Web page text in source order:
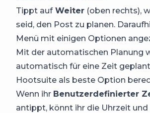
Tippt aufWeiter (oben rechts),
seid, den Post zu planen.
Menü mit einigen Optionen
Mit der automatischen Planung
automatisch für eine Zeit
Hootsuite als beste Option
Wenn ihr Benutzerdefinierter
antippt, könnt ihr die Uhrzeit